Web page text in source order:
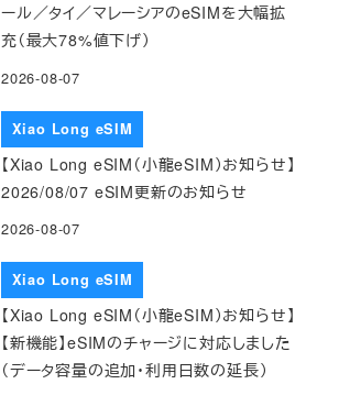
ール／タイ／マレーシアのeSIMを大幅拡
充（最大78%値下げ）
2026-08-07
Xiao Long eSIM
【Xiao Long eSIM（小龍eSIM）お知らせ】
2026/08/07 eSIM更新のお知らせ
2026-08-07
Xiao Long eSIM
【Xiao Long eSIM（小龍eSIM）お知らせ】
【新機能】eSIMのチャージに対応しました
（データ容量の追加・利用日数の延長）